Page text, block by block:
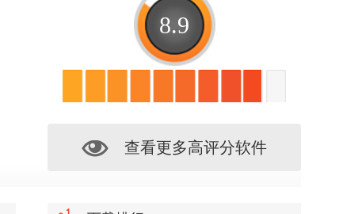
8.9
查看更多高评分软件